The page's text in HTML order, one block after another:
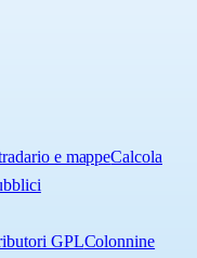
e mappeCalcola
GPLColonnine